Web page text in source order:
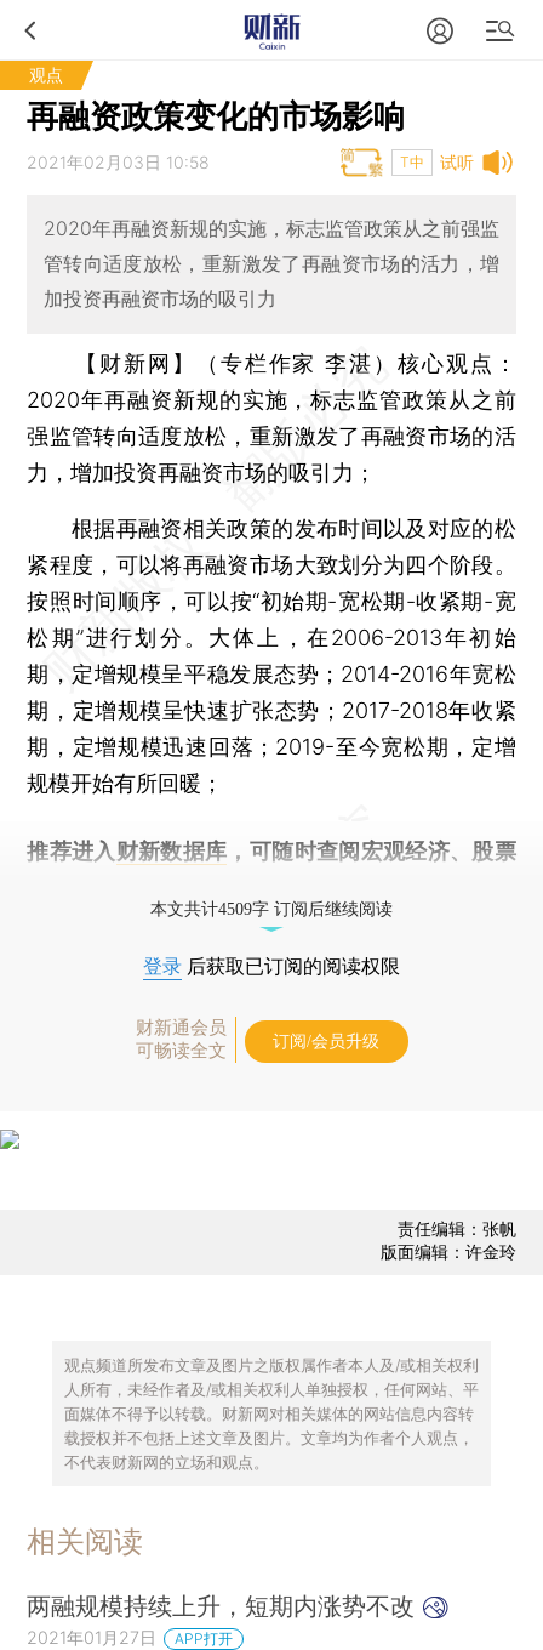
观点
再融资政策变化的市场影响
试听
2021年02月03日 10:58 T中
2020年再融资新规的实施，标志监管政策从之前强监
管转向适度放松，重新激发了再融资市场的活力，增
加投资再融资市场的吸引力
【财新网】（专栏作家 李湛）核心观点：
2020年再融资新规的实施，标志监管政策从之前
强监管转向适度放松，重新激发了再融资市场的活
力，增加投资再融资市场的吸引力；
根据再融资相关政策的发布时间以及对应的松
紧程度，可以将再融资市场大致划分为四个阶段。
按照时间顺序，可以按“初始期-宽松期-收紧期-宽
松期”进行划分。大体上，在2006-2013年初始
期，定增规模呈平稳发展态势；2014-2016年宽松
期，定增规模呈快速扩张态势；2017-2018年收紧
期，定增规模迅速回落；2019-至今宽松期，定增
规模开始有所回暖；
推荐进入 财新数据库 ，可随时查阅宏观经济、股票
本文共计4509字 订阅后继续阅读
登录 后获取已订阅的阅读权限
财新通会员
可畅读全文
订阅/会员升级
责任编辑：张帆
版面编辑：许金玲
观点频道所发布文章及图片之版权属作者本人及/或相关权利
人所有，未经作者及/或相关权利人单独授权，任何网站、平
面媒体不得予以转载。财新网对相关媒体的网站信息内容转
载授权并不包括上述文章及图片。文章均为作者个人观点，
不代表财新网的立场和观点。
相关阅读
两融规模持续上升，短期内涨势不改
2021年01月27日 APP打开